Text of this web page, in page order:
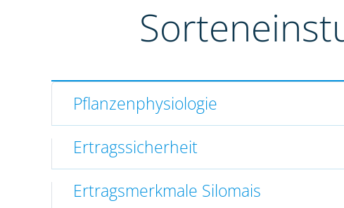
Pflanzenphysiologie
Ertragssicherheit
Ertragsmerkmale Silomais